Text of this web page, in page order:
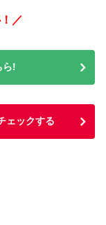
／
ら!
ェックする